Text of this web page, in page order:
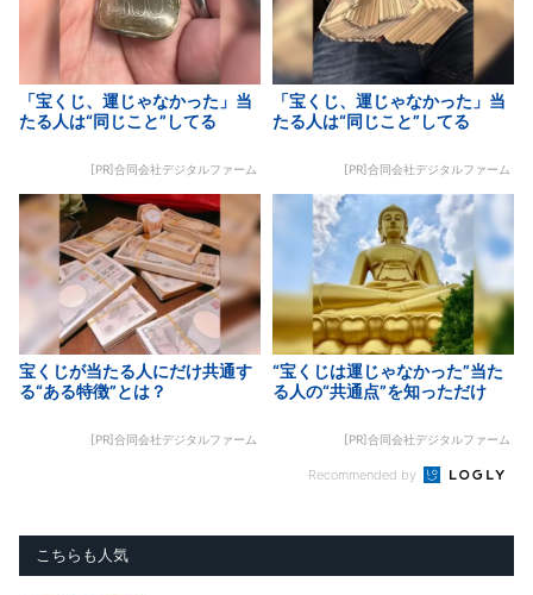
「宝くじ、運じゃなかった」当
たる人は“同じこと”してる
[PR]合同会社デジタルファーム
「宝くじ、運じゃなかった」当
たる人は“同じこと”してる
[PR]合同会社デジタルファーム
宝くじが当たる人にだけ共通す
る“ある特徴”とは？
[PR]合同会社デジタルファーム
“宝くじは運じゃなかった”当た
る人の“共通点”を知っただけ
[PR]合同会社デジタルファーム
Recommended by
こちらも人気